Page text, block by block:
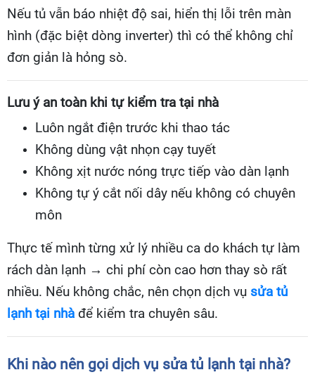
Nếu tủ vẫn báo nhiệt độ sai, hiển thị lỗi trên màn
hình (đặc biệt dòng inverter) thì có thể không chỉ
đơn giản là hỏng sò.
Lưu ý an toàn khi tự kiểm tra tại nhà
Luôn ngắt điện trước khi thao tác
Không dùng vật nhọn cạy tuyết
Không xịt nước nóng trực tiếp vào dàn lạnh
Không tự ý cắt nối dây nếu không có chuyên
môn
Thực tế mình từng xử lý nhiều ca do khách tự làm
rách dàn lạnh → chi phí còn cao hơn thay sò rất
nhiều. Nếu không chắc, nên chọn dịch vụ sửa tủ
lạnh tại nhà để kiểm tra chuyên sâu.
Khi nào nên gọi dịch vụ sửa tủ lạnh tại nhà?